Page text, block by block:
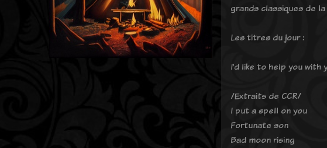
grands classiques de la
Les titres du jour :
I’d like to help you
/Extraits de CCR/
I put a spell on you
Fortunate son
Bad moon rising